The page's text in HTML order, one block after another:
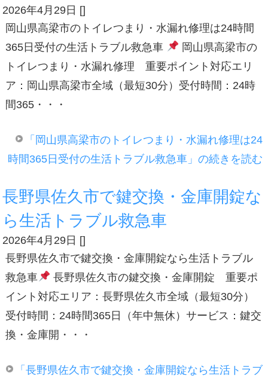
2026年4月29日 []
岡山県高梁市のトイレつまり・水漏れ修理は24時間
365日受付の生活トラブル救急車
岡山県高梁市の
トイレつまり・水漏れ修理 重要ポイント対応エリ
ア：岡山県高梁市全域（最短30分）受付時間：24時
間365・・・
「岡山県高梁市のトイレつまり・水漏れ修理は24
時間365日受付の生活トラブル救急車」の続きを読む
長野県佐久市で鍵交換・金庫開錠な
ら生活トラブル救急車
2026年4月29日 []
長野県佐久市で鍵交換・金庫開錠なら生活トラブル
救急車
長野県佐久市の鍵交換・金庫開錠 重要ポ
イント対応エリア：長野県佐久市全域（最短30分）
受付時間：24時間365日（年中無休）サービス：鍵交
換・金庫開・・・
「長野県佐久市で鍵交換・金庫開錠なら生活トラブ